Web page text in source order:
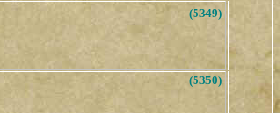
(5349)
(5350)